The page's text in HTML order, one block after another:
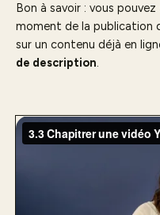
Bon à savoir : vous pouvez
moment de la publication
sur un contenu déjà en
de description.